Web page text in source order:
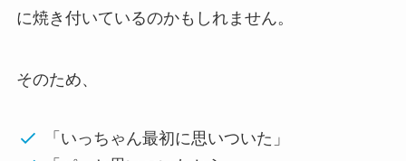
に焼き付いているのかもしれません。
そのため、
「いっちゃん最初に思いついた」